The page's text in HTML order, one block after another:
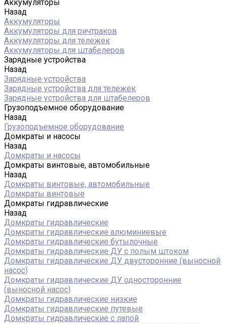
Аккумуляторы
Назад
Аккумуляторы
Аккумуляторы для ричтраков
Аккумуляторы для тележек
Аккумуляторы для штабелеров
Зарядные устройства
Назад
Зарядные устройства
Зарядные устройства для тележек
Зарядные устройства для штабелеров
Грузоподъемное оборудование
Назад
Грузоподъемное оборудование
Домкраты и насосы
Назад
Домкраты и насосы
Домкраты винтовые, автомобильные
Назад
Домкраты винтовые, автомобильные
Домкраты винтовые
Домкраты гидравлические
Назад
Домкраты гидравлические
Домкраты гидравлические алюминиевые
Домкраты гидравлические бутылочные
Домкраты гидравлические ДУ c полым штоком
Домкраты гидравлические ДУ двусторонние (выносной
насос)
Домкраты гидравлические ДУ односторонние
(выносной насос)
Домкраты гидравлические низкие
Домкраты гидравлические путевые
Домкраты гидравлические с лапой